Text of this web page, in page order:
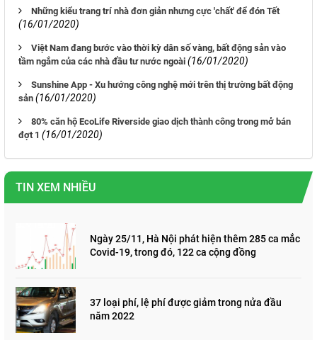
Những kiểu trang trí nhà đơn giản nhưng cực 'chất' để đón Tết
(16/01/2020)
Việt Nam đang bước vào thời kỳ dân số vàng, bất động sản vào
tầm ngắm của các nhà đầu tư nước ngoài (16/01/2020)
Sunshine App - Xu hướng công nghệ mới trên thị trường bất động
sản (16/01/2020)
80% căn hộ EcoLife Riverside giao dịch thành công trong mở bán
đợt 1 (16/01/2020)
TIN XEM NHIỀU
Ngày 25/11, Hà Nội phát hiện thêm 285 ca mắc
Covid-19, trong đó, 122 ca cộng đồng
37 loại phí, lệ phí được giảm trong nửa đầu
năm 2022